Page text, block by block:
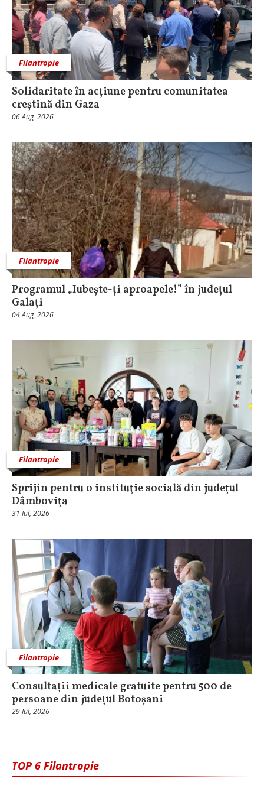
Filantropie
Solidaritate în acțiune pentru comunitatea
creștină din Gaza
06 Aug, 2026
Filantropie
Programul „Iubește-ți aproapele!” în județul
Galați
04 Aug, 2026
Filantropie
Sprijin pentru o instituţie socială din judeţul
Dâmboviţa
31 Iul, 2026
Filantropie
Consultații medicale gratuite pentru 500 de
persoane din județul Botoșani
29 Iul, 2026
TOP 6 Filantropie